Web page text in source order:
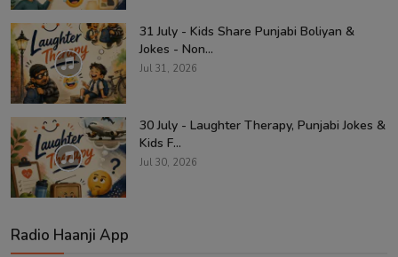
31 July - Kids Share Punjabi Boliyan &
Jokes - Non...
Jul 31, 2026
30 July - Laughter Therapy, Punjabi Jokes &
Kids F...
Jul 30, 2026
Radio Haanji App